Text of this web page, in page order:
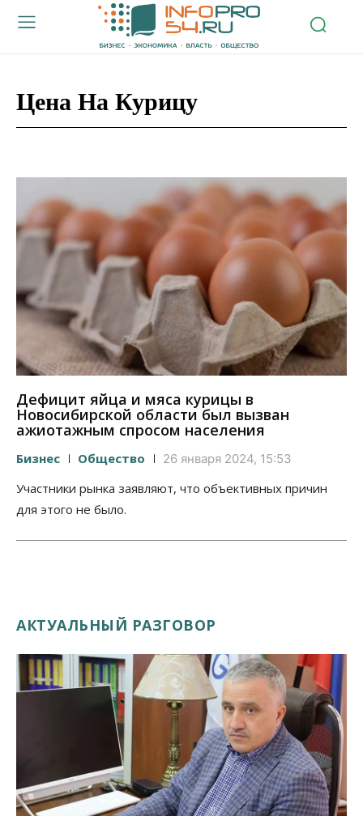
Цена На Курицу
Дефицит яйца и мяса курицы в
Новосибирской области был вызван
ажиотажным спросом населения
Бизнес Общество 26 января 2024, 15:53
Участники рынка заявляют, что объективных причин
для этого не было.
АКТУАЛЬНЫЙ РАЗГОВОР